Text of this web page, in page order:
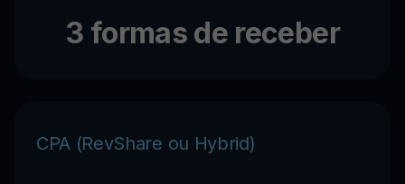
3 formas de receber
CPA (RevShare ou Hybrid)